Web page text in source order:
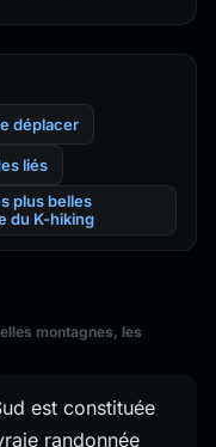
déplacer
liés
plus belles
du K-hiking
montagnes, les
est constituée
randonnée